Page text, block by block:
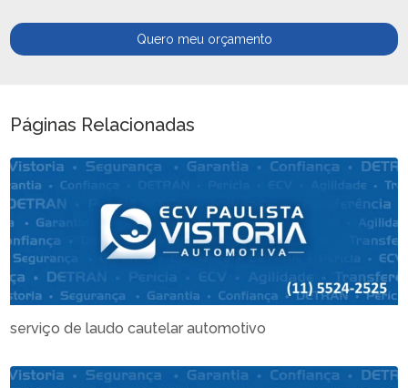
Quero meu orçamento
Páginas Relacionadas
serviço de laudo cautelar automotivo